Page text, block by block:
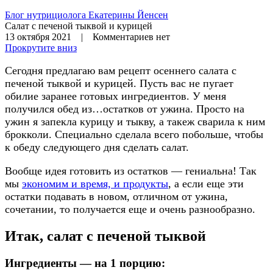
Блог нутрициолога Екатерины Йенсен
Салат с печеной тыквой и курицей
13 октября 2021 | Комментариев нет
Прокрутите вниз
Сегодня предлагаю вам рецепт осеннего салата с
печеной тыквой и курицей. Пусть вас не пугает
обилие заранее готовых ингредиентов. У меня
получился обед из…остатков от ужина. Просто на
ужин я запекла курицу и тыкву, а такеж сварила к ним
брокколи. Специально сделала всего побольше, чтобы
к обеду следующего дня сделать салат.
Вообще идея готовить из остатков — гениальна! Так
мы экономим и время, и продукты, а если еще эти
остатки подавать в новом, отличном от ужина,
сочетании, то получается еще и очень разнообразно.
Итак, салат с печеной тыквой
Ингредиенты — на 1 порцию: